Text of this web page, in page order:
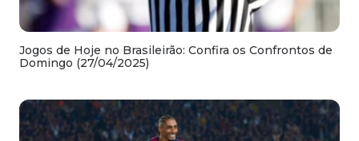
Jogos de Hoje no Brasileirão: Confira os Confrontos de
Domingo (27/04/2025)